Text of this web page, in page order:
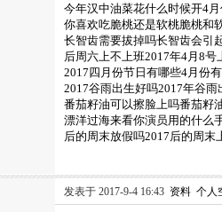
今年汉中油菜花什么时候开4
你喜欢吃脆桃还是软桃脆桃和
长智齿需要拔掉吗长智齿会引
后周六上不上班2017年4月8号
2017四月份节日有哪些4月份
2017谷雨出生好吗2017年谷
番茄籽油可以擦脸上吗番茄籽
漂洋过海来看你演员用的什么
后的周末放假吗2017后的周末
发表于 2017-9-4 16:43 资料 个人